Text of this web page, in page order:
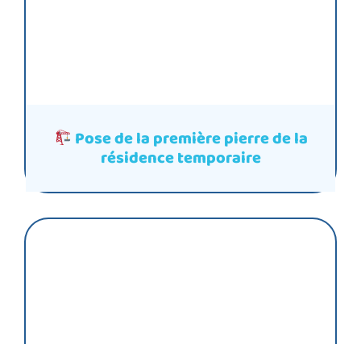
Pose de la première pierre de la
résidence temporaire